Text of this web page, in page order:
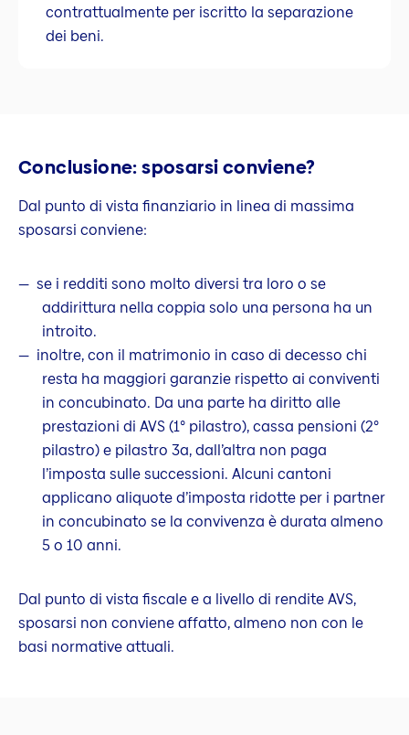
contrattualmente per iscritto la separazione
dei beni.
Conclusione: sposarsi conviene?
Dal punto di vista finanziario in linea di massima
sposarsi conviene:
se i redditi sono molto diversi tra loro o se
addirittura nella coppia solo una persona ha un
introito.
inoltre, con il matrimonio in caso di decesso chi
resta ha maggiori garanzie rispetto ai conviventi
in concubinato. Da una parte ha diritto alle
prestazioni di AVS (1° pilastro), cassa pensioni (2°
pilastro) e pilastro 3a, dall’altra non paga
l’imposta sulle successioni. Alcuni cantoni
applicano aliquote d’imposta ridotte per i partner
in concubinato se la convivenza è durata almeno
5 o 10 anni.
Dal punto di vista fiscale e a livello di rendite AVS,
sposarsi non conviene affatto, almeno non con le
basi normative attuali.